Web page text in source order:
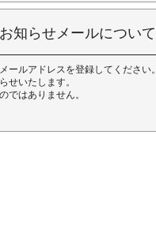
知らせメールについて
ールアドレスを登録してください。
せいたします。
ではありません。